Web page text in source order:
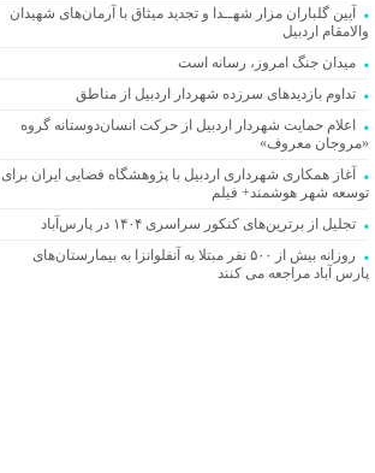
آیین گلباران مزار شهــدا و تجدید میثاق با آرمان‌های شهیدان
والامقام اردبیل
میدان جنگ امروز، رسانه است
تداوم بازدیدهای سرزده شهردار اردبیل از مناطق
اعلام حمایت شهردار اردبیل از حرکت انسان‌دوستانه گروه
«مروجان معروف»
آغاز همکاری شهرداری اردبیل با پژوهشگاه فضایی ایران برای
توسعه شهر هوشمند+ فیلم
تجلیل از برترین‌های کنکور سراسری ۱۴۰۴ در پارس‌آباد
روزانه بیش از ۵۰۰ نفر مبتلا به آنفلوانزا به بیمارستان‌های
پارس آباد مراجعه می کنند